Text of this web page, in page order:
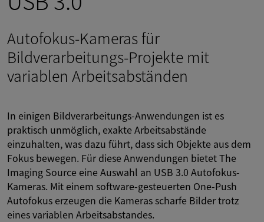
Autofokus-Kameras für
Bildverarbeitungs-Projekte mit
variablen Arbeitsabständen
In einigen Bildverarbeitungs-Anwendungen ist es
praktisch unmöglich, exakte Arbeitsabstände
einzuhalten, was dazu führt, dass sich Objekte aus dem
Fokus bewegen. Für diese Anwendungen bietet The
Imaging Source eine Auswahl an USB 3.0 Autofokus-
Kameras. Mit einem software-gesteuerten One-Push
Autofokus erzeugen die Kameras scharfe Bilder trotz
eines variablen Arbeitsabstandes.